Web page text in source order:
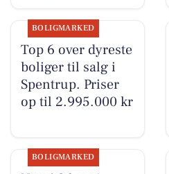
BOLIGMARKED
Top 6 over dyreste
boliger til salg i
Spentrup. Priser
op til 2.995.000 kr
BOLIGMARKED